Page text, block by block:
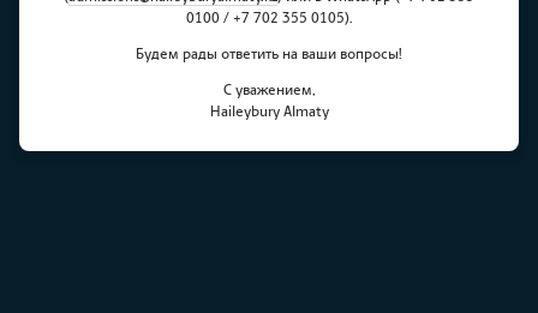
0100 / +7 702 355 0105).
Будем рады ответить на ваши вопросы!
С уважением,
Haileybury Almaty